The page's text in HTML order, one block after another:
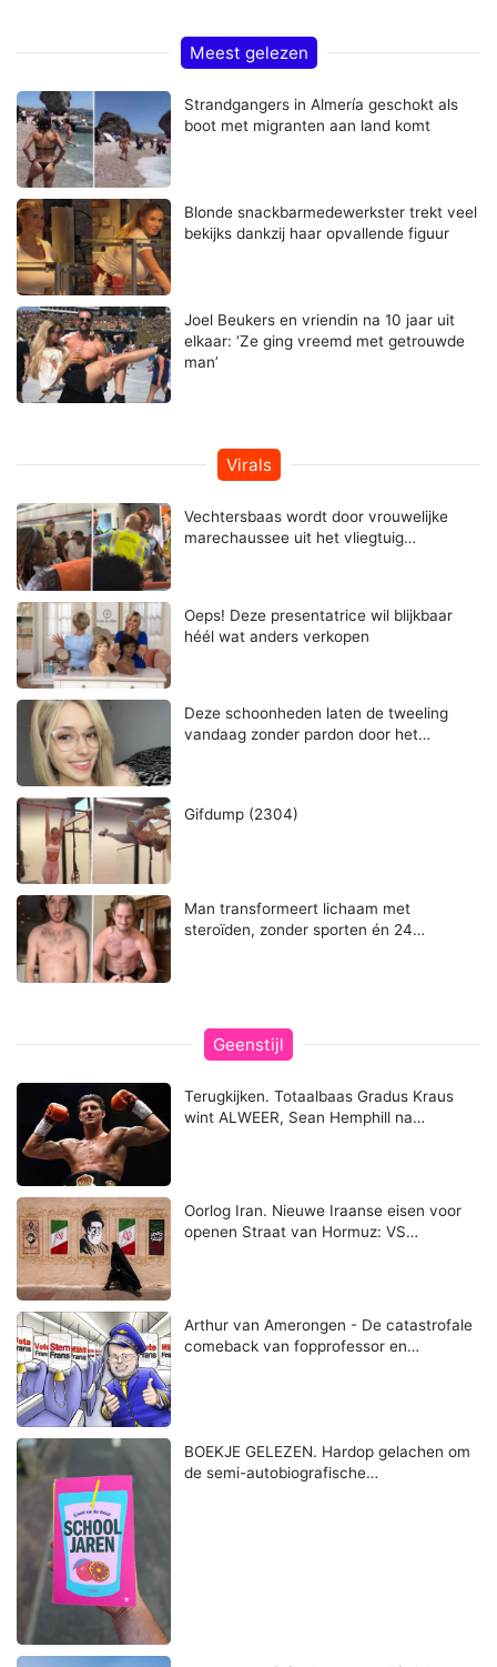
Meest gelezen
Strandgangers in Almería geschokt als
boot met migranten aan land komt
Blonde snackbarmedewerkster trekt veel
bekijks dankzij haar opvallende figuur
Joel Beukers en vriendin na 10 jaar uit
elkaar: ‘Ze ging vreemd met getrouwde
man’
Virals
Vechtersbaas wordt door vrouwelijke
marechaussee uit het vliegtuig…
Oeps! Deze presentatrice wil blijkbaar
héél wat anders verkopen
Deze schoonheden laten de tweeling
vandaag zonder pardon door het…
Gifdump (2304)
Man transformeert lichaam met
steroïden, zonder sporten én 24…
Geenstijl
Terugkijken. Totaalbaas Gradus Kraus
wint ALWEER, Sean Hemphill na…
Oorlog Iran. Nieuwe Iraanse eisen voor
openen Straat van Hormuz: VS…
Arthur van Amerongen - De catastrofale
comeback van fopprofessor en…
BOEKJE GELEZEN. Hardop gelachen om
de semi-autobiografische…